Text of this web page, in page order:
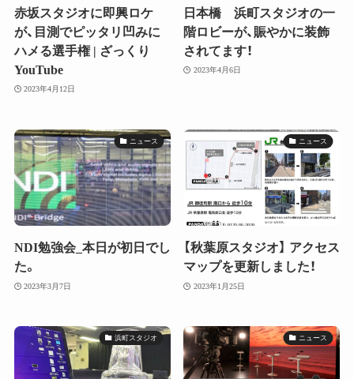
赤坂スタジオに即興ロケ
が、目測でピッタリ凹みに
ハメる選手権 | ざっくり
YouTube
2023年4月12日
日本橋 浜町スタジオの一
階ロビーが、賑やかに装飾
されてます！
2023年4月6日
ニュース
NDI勉強会_本日が初日でし
た。
2023年3月7日
ニュース
【秋葉原スタジオ】 アクセス
マップを更新しました！
2023年1月25日
浜町スタジオ ニュース